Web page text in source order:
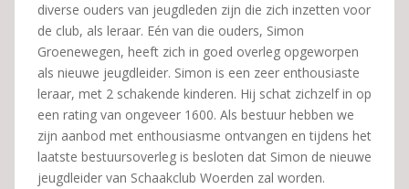
diverse ouders van jeugdleden zijn die zich inzetten voor
de club, als leraar. Eén van die ouders, Simon
Groenewegen, heeft zich in goed overleg opgeworpen
als nieuwe jeugdleider. Simon is een zeer enthousiaste
leraar, met 2 schakende kinderen. Hij schat zichzelf in op
een rating van ongeveer 1600. Als bestuur hebben we
zijn aanbod met enthousiasme ontvangen en tijdens het
laatste bestuursoverleg is besloten dat Simon de nieuwe
jeugdleider van Schaakclub Woerden zal worden.